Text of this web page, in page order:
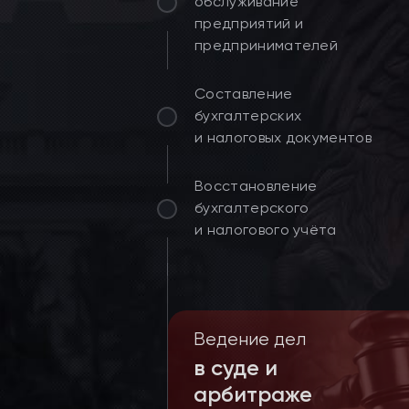
предприятий и
предпринимателей
Составление
бухгалтерских
и налоговых документов
Восстановление
бухгалтерского
и налогового учёта
Ведение дел
в суде и
арбитраже